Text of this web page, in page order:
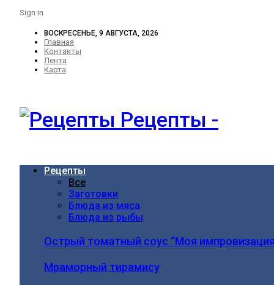
Sign in
ВОСКРЕСЕНЬЕ, 9 АВГУСТА, 2026
Главная
Контакты
Лента
Карта
Рецепты -
Рецепты
Все
Заготовки
Блюда из мяса
Блюда из рыбы
Острый томатный соус “Моя
Мраморный тирамису